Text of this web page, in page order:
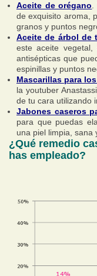
Aceite de orégano.
de exquisito aroma,
granos y puntos
Aceite de árbol de
este aceite vegetal,
antisépticas que
espinillas y puntos
Mascarillas para
la youtuber
de tu cara utilizando
Jabones caseros
para que puedas
una piel limpia, sana
¿Qué remedio
has empleado?